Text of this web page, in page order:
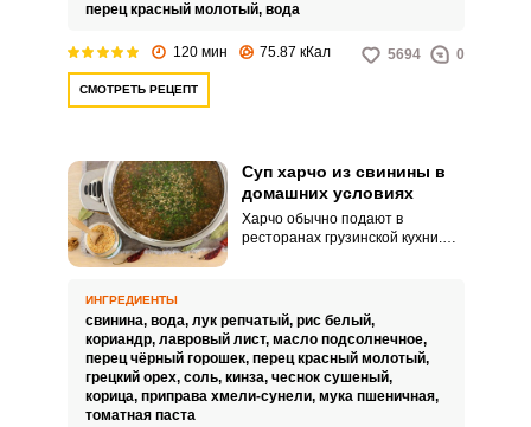
перец красный молотый, вода
120 мин 75.87 кКал 5694 0
СМОТРЕТЬ РЕЦЕПТ
Суп харчо из свинины в
домашних условиях
Харчо обычно подают в
ресторанах грузинской кухни.
другого мяса, которое есть в
холодильнике.
ИНГРЕДИЕНТЫ
свинина, вода, лук репчатый, рис белый,
кориандр, лавровый лист, масло подсолнечное,
перец чёрный горошек, перец красный молотый,
грецкий орех, соль, кинза, чеснок сушеный,
корица, приправа хмели-сунели, мука пшеничная,
томатная паста